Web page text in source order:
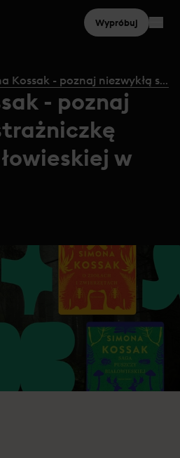
Wypróbuj
Simona Kossak - poznaj niezwykłą strażniczkę Puszczy Białowieskiej w Storytel
- poznaj
w